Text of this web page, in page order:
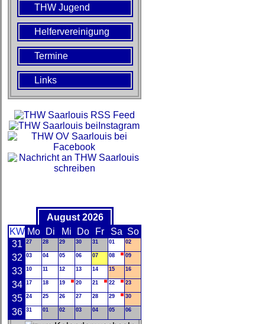
THW Jugend
Helfervereinigung
Termine
Links
August 2026
KW Mo Di Mi Do Fr Sa So
31
27 28 29 30 31 01 02
32 03 04 05 06 07 08 09
33 10 11 12 13 14 15 16
34 17 18 19 20 21 22 23
35 24 25 26 27 28 29 30
36 31 01 02 03 04 05 06